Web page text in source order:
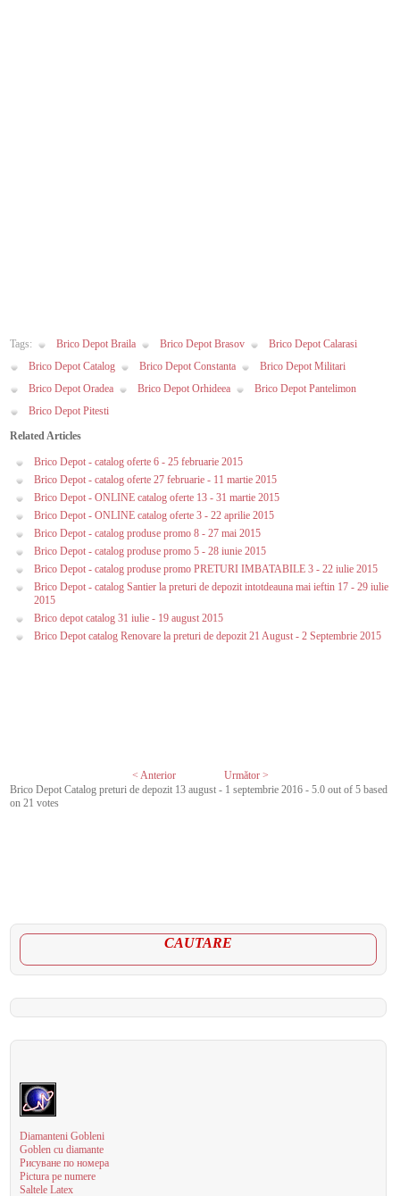
Tags: Brico Depot Braila Brico Depot Brasov
Brico Depot Calarasi
Brico Depot Catalog
Brico Depot Constanta
Brico Depot Militari
Brico Depot Oradea
Brico Depot Orhideea
Brico Depot Pantelimon
Brico Depot Pitesti
Related Articles
Brico Depot - catalog oferte 6 - 25 februarie 2015
Brico Depot - catalog oferte 27 februarie - 11 martie 2015
Brico Depot - ONLINE catalog oferte 13 - 31 martie 2015
Brico Depot - ONLINE catalog oferte 3 - 22 aprilie 2015
Brico Depot - catalog produse promo 8 - 27 mai 2015
Brico Depot - catalog produse promo 5 - 28 iunie 2015
Brico Depot - catalog produse promo PRETURI IMBATABILE 3 - 22 iulie 2015
Brico Depot - catalog Santier la preturi de depozit intotdeauna mai ieftin 17 - 29 iulie
2015
Brico depot catalog 31 iulie - 19 august 2015
Brico Depot catalog Renovare la preturi de depozit 21 August - 2 Septembrie 2015
< Anterior
Următor >
Brico Depot Catalog preturi de depozit 13 august - 1 septembrie 2016 -5.0 out of5 based
on21 votes
CAUTARE
Diamanteni Gobleni
Goblen cu diamante
Рисуване по номера
Pictura pe numere
Saltele Latex